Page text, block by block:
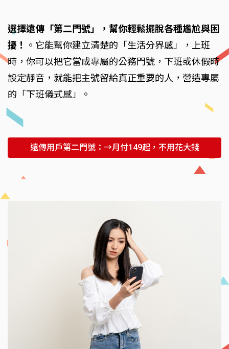
選擇遠傳「第二門號」，幫你輕鬆擺脫各種尷尬與困
擾！
。它能幫你建立清楚的「生活分界感」，上班
時，你可以把它當成專屬的公務門號，下班或休假時
設定靜音，就能把主號留給真正重要的人，營造專屬
的「下班儀式感」。
遠傳用戶第二門號：→月付149起，不用花大錢